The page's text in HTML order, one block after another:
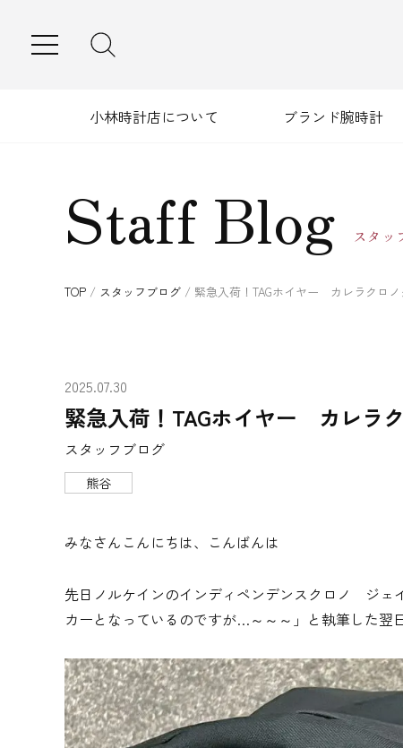
小林時計店について ブランド腕時計
Staff Blog スタッ
TOP / スタッフブログ / 緊急入荷！TAGホイヤー カレラクロ
2025.07.30
緊急入荷！TAGホイヤー カレラ
スタッフブログ
熊谷
みなさんこんにちは、こんばんは
先日ノルケインのインディペンデンスクロノ ジェ
カーとなっているのですが…～～～」と執筆した翌